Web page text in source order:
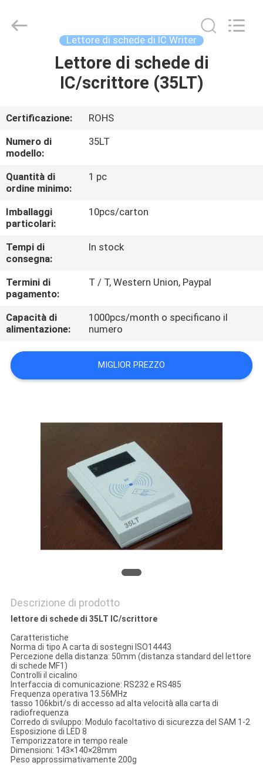
CIRCA
NOI
GIRO
DELLA
FABBRICA
DI
QUALITÀ
CONTATTICI
RICHIEDA
CITAZIONE
supplier.
Copyright
Rights
Reserved.
Lettore di schede di IC Writer
Lettore di schede di
IC/scrittore (35LT)
Certificazione:
ROHS
Numero di
modello:
35LT
Quantità di
ordine minimo:
1 pc
Imballaggi
particolari:
10pcs/carton
Tempi di
consegna:
In stock
Termini di
pagamento:
T / T, Western Union, Paypal
Capacità di
alimentazione:
1000pcs/month o specificano il
numero
MIGLIOR PREZZO
Descrizione di prodotto
lettore di schede di 35LT IC/scrittore
Caratteristiche
Norma di tipo A carta di sostegni ISO14443
Percezione della distanza: 50mm (distanza standard del lettore
di schede MF1)
Controlli il cicalino
Interfaccia di comunicazione: RS232 e RS485
Frequenza operativa 13.56MHz
tasso 106kbit/s di accesso ad alta velocità alla carta di
radiofrequenza
Corredo di sviluppo: Modulo facoltativo di sicurezza del SAM 1-2
Esposizione di LED 8
Temporizzatore in tempo reale
Dimensioni: 143×140×28mm
Peso approssimativamente 200g